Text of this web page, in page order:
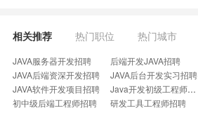
相关推荐 热门职位 热门城市
JAVA服务器开发招聘 后端开发JAVA招聘
JAVA后端资深开发招聘
JAVA后台开发实习招聘
JAVA软件开发项目招聘
Java开发初级工程师招聘
初中级后端工程师招聘
研发工具工程师招聘